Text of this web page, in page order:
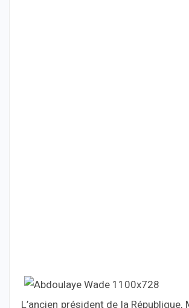
L’ancien président de la République,